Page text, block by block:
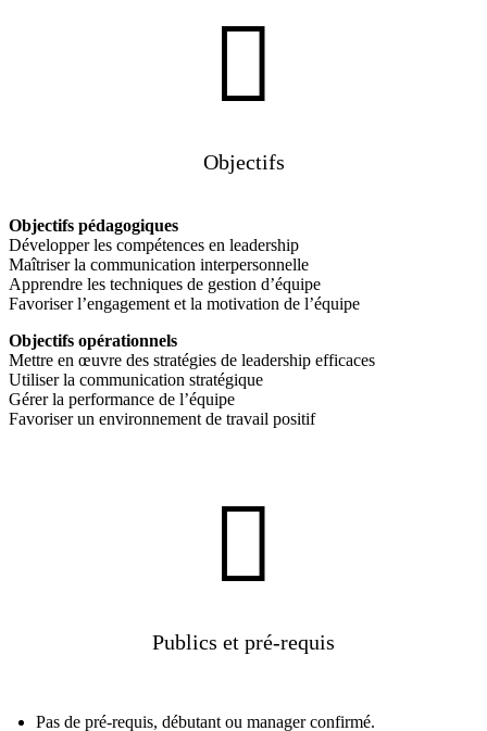

Objectifs
Objectifs pédagogiques
Développer les compétences en leadership
Maîtriser la communication interpersonnelle
Apprendre les techniques de gestion d’équipe
Favoriser l’engagement et la motivation de l’équipe
Objectifs opérationnels
Mettre en œuvre des stratégies de leadership efficaces
Utiliser la communication stratégique
Gérer la performance de l’équipe
Favoriser un environnement de travail positif

Publics et pré-requis
Pas de pré-requis, débutant ou manager confirmé.